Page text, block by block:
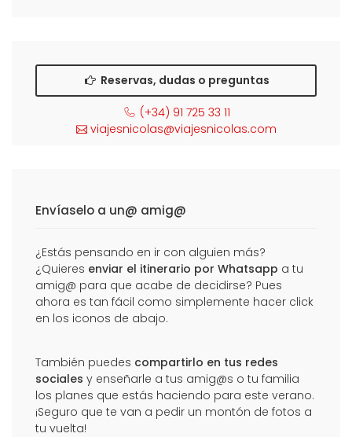
Reservas, dudas o preguntas
(+34) 91 725 33 11
viajesnicolas@viajesnicolas.com
Envíaselo a un@ amig@
¿Estás pensando en ir con alguien más?
¿Quieres enviar el itinerario por Whatsapp a tu
amig@ para que acabe de decidirse? Pues
ahora es tan fácil como simplemente hacer click
en los iconos de abajo.
También puedes compartirlo en tus redes
sociales y enseñarle a tus amig@s o tu familia
los planes que estás haciendo para este verano.
¡Seguro que te van a pedir un montón de fotos a
tu vuelta!